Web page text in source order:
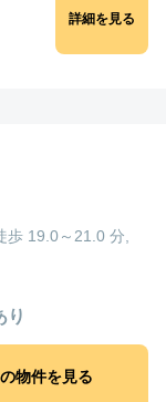
詳細を見る
19.0～21.0 分,
り
物件を見る